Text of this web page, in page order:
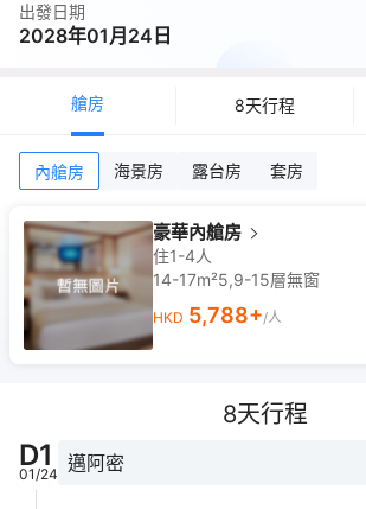
出發日期
2028年01月24日
艙房 8天行程
內艙房 海景房 露台房 套房
豪華內艙房
住1-4人
14-17m²5,9-15層無窗
HKD 5,788+/人
8天行程
D1
01/24 邁阿密